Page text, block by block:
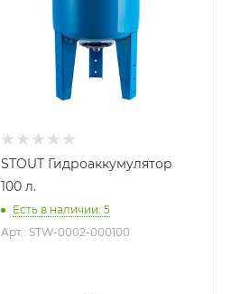
водоснабжения
Присоединение бака
Гарантийный срок
STOUT Гидроаккумулятор
100 л.
Есть в наличии: 5
Арт.: STW-0002-000100